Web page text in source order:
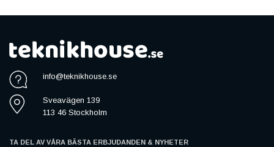
info@teknikhouse.se
Sveavägen 139
113 46 Stockholm
TA DEL AV VÅRA BÄSTA ERBJUDANDEN & NYHETER